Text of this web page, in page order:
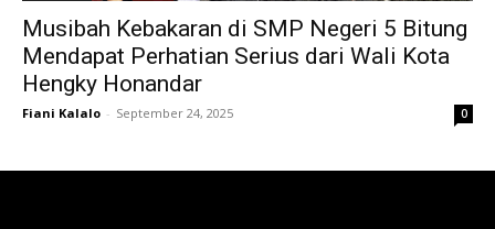
Musibah Kebakaran di SMP Negeri 5 Bitung
Mendapat Perhatian Serius dari Wali Kota
Hengky Honandar
Fiani Kalalo - September 24, 2025 0